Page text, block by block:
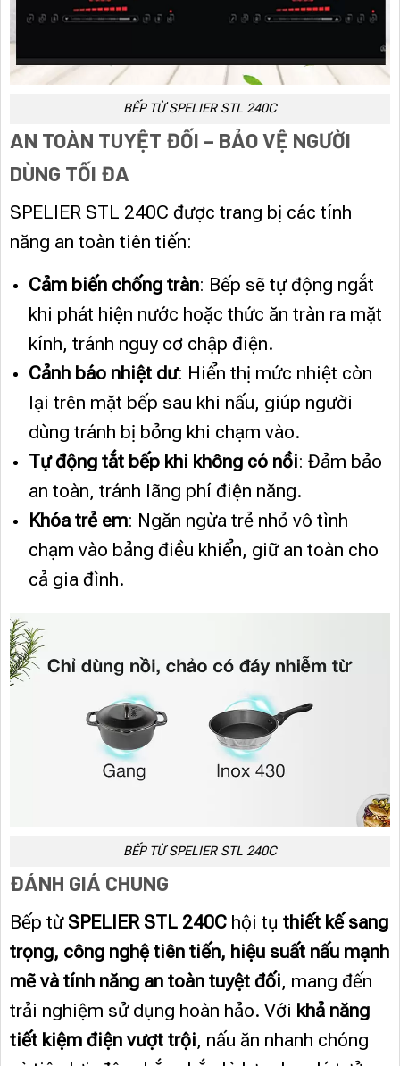
BẾP TỪ SPELIER STL 240C
AN TOÀN TUYỆT ĐỐI – BẢO VỆ NGƯỜI
DÙNG TỐI ĐA
SPELIER STL 240C được trang bị các tính
năng an toàn tiên tiến:
Cảm biến chống tràn: Bếp sẽ tự động ngắt
khi phát hiện nước hoặc thức ăn tràn ra mặt
kính, tránh nguy cơ chập điện.
Cảnh báo nhiệt dư: Hiển thị mức nhiệt còn
lại trên mặt bếp sau khi nấu, giúp người
dùng tránh bị bỏng khi chạm vào.
Tự động tắt bếp khi không có nồi: Đảm bảo
an toàn, tránh lãng phí điện năng.
Khóa trẻ em: Ngăn ngừa trẻ nhỏ vô tình
chạm vào bảng điều khiển, giữ an toàn cho
cả gia đình.
BẾP TỪ SPELIER STL 240C
ĐÁNH GIÁ CHUNG
Bếp từ SPELIER STL 240C hội tụ thiết kế sang
trọng, công nghệ tiên tiến, hiệu suất nấu mạnh
mẽ và tính năng an toàn tuyệt đối, mang đến
trải nghiệm sử dụng hoàn hảo. Với khả năng
tiết kiệm điện vượt trội, nấu ăn nhanh chóng